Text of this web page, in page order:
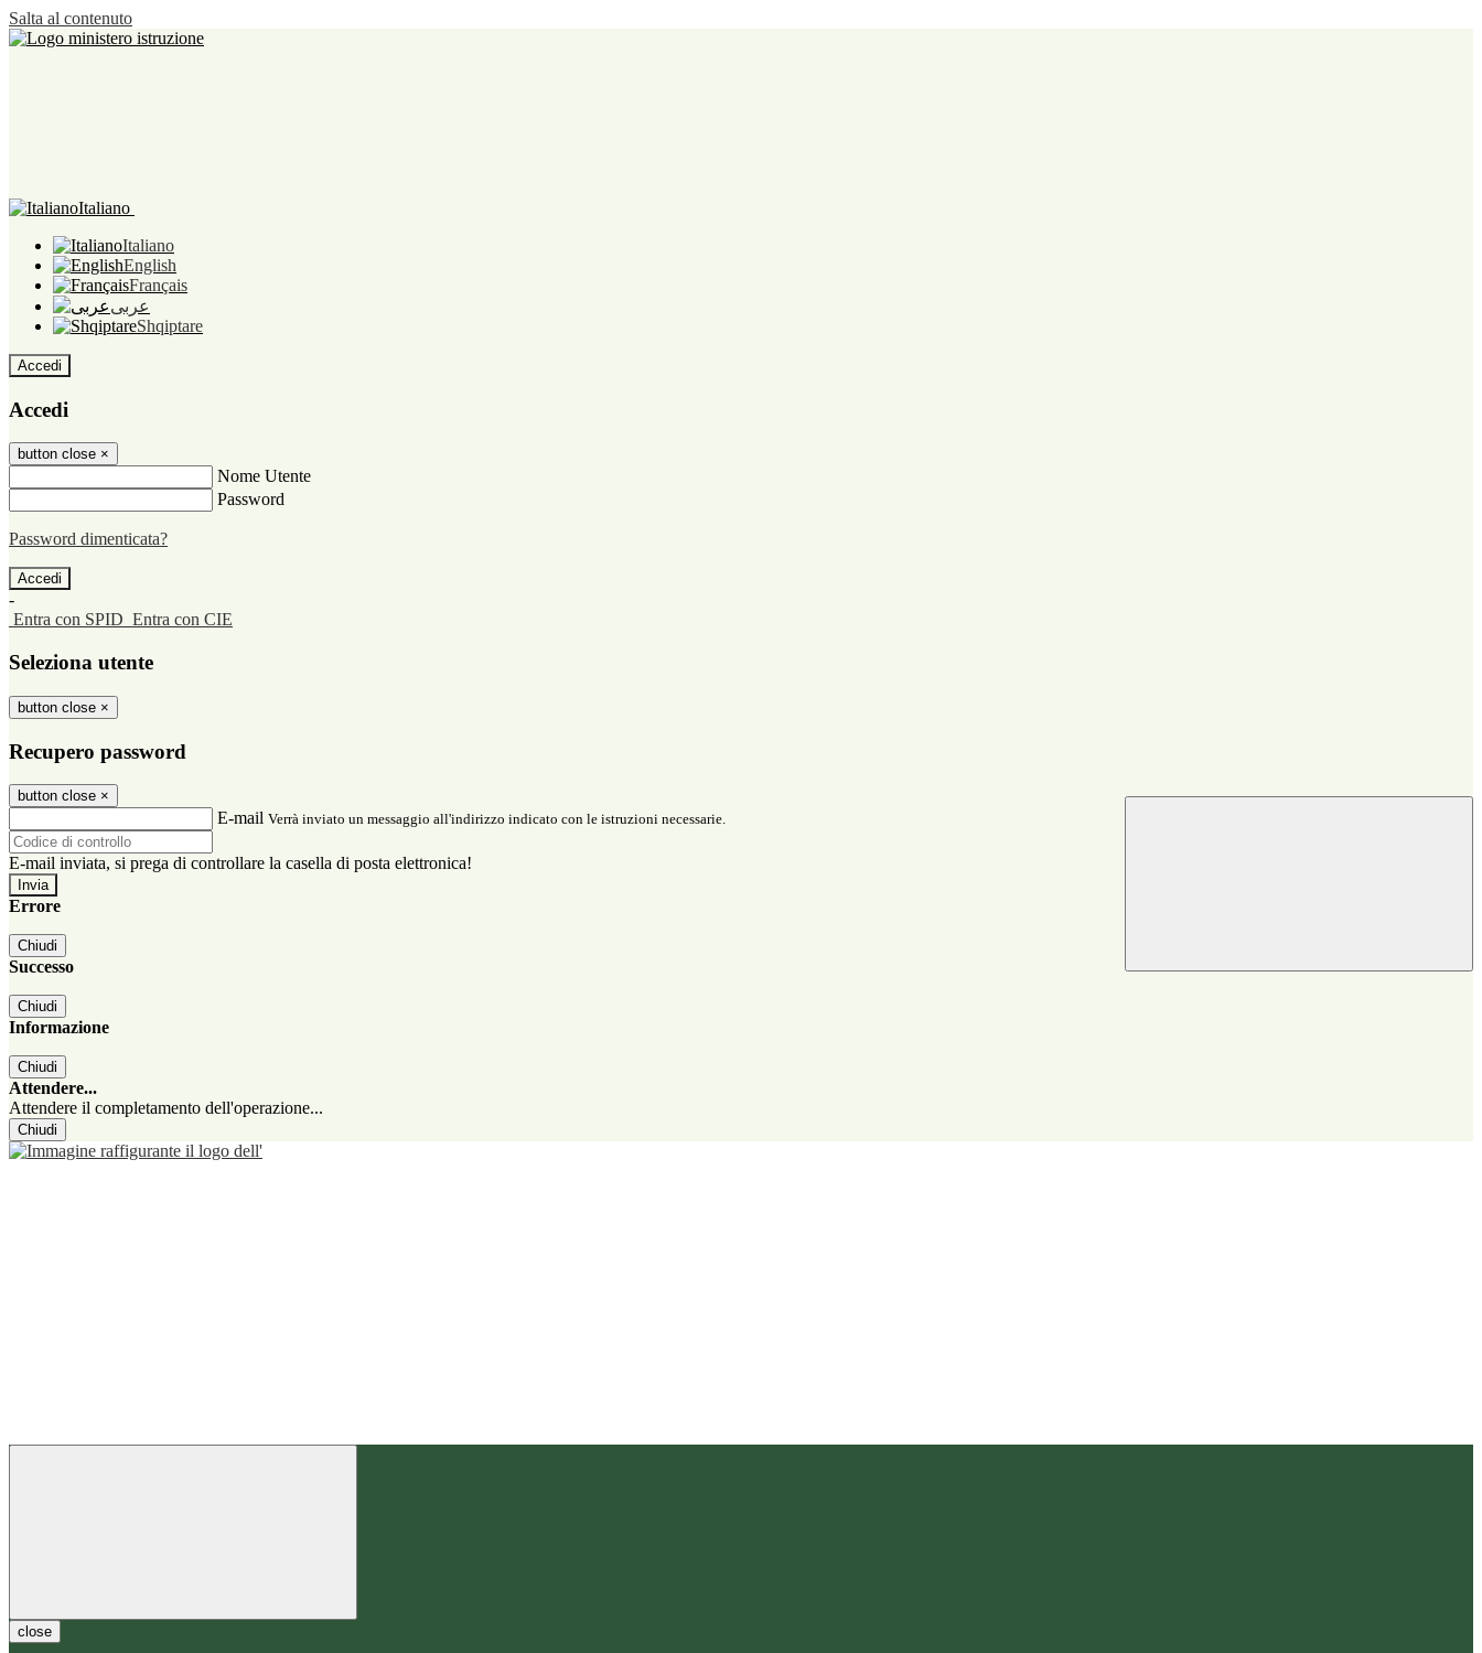
Salta al contenuto
Italiano
Italiano
English
Français
عربى
Shqiptare
Accedi
Accedi
button close ×
Nome Utente
Password
Password dimenticata?
-
Entra con SPID Entra con CIE
Seleziona utente
button close ×
Recupero password
button close ×
E-mail Verrà inviato un messaggio all'indirizzo indicato con le istruzioni necessarie.
E-mail inviata, si prega di controllare la casella di posta elettronica!
Errore
Chiudi
Successo
Chiudi
Informazione
Chiudi
Attendere...
Attendere il completamento dell'operazione...
Chiudi
close